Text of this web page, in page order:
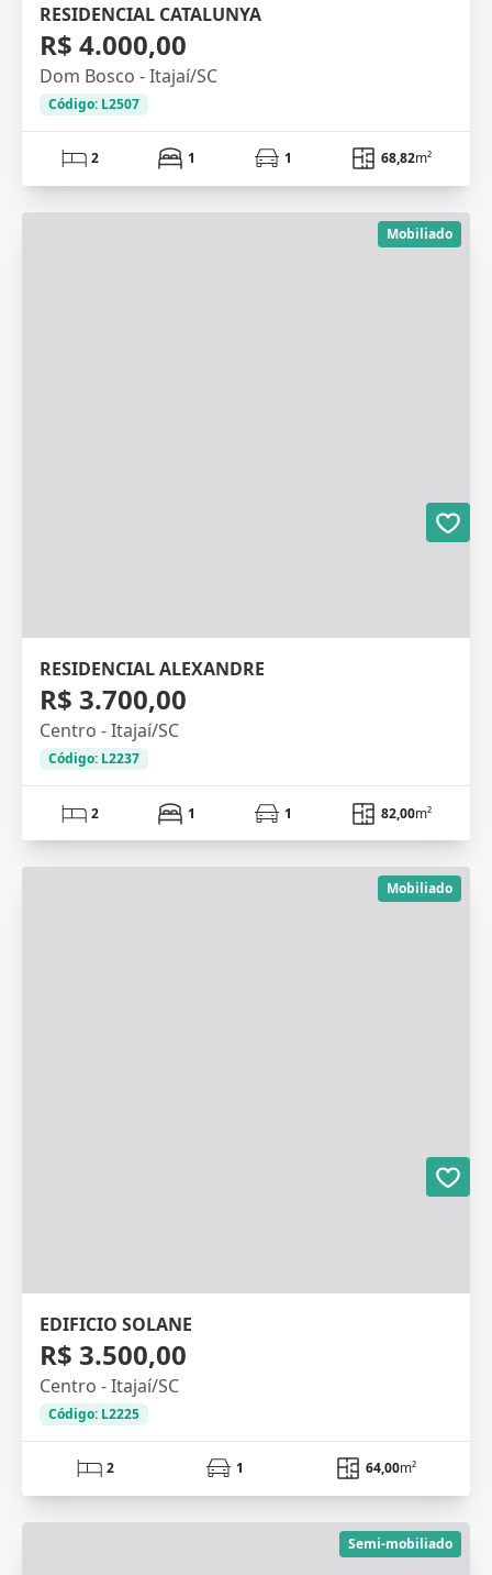
RESIDENCIAL CATALUNYA
R$ 4.000,00
Dom Bosco - Itajaí/SC
Código: L2507
2 1 1 68,82m²
Mobiliado
RESIDENCIAL ALEXANDRE
R$ 3.700,00
Centro - Itajaí/SC
Código: L2237
2 1 1 82,00m²
Mobiliado
EDIFICIO SOLANE
R$ 3.500,00
Centro - Itajaí/SC
Código: L2225
2 1 64,00m²
Semi-mobiliado